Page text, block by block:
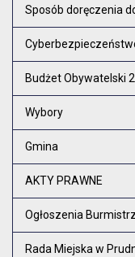
Sposób doręczenia
Budżet Obywatelski
Wybory
Gmina
AKTY PRAWNE
Ogłoszenia
Rada Miejska w